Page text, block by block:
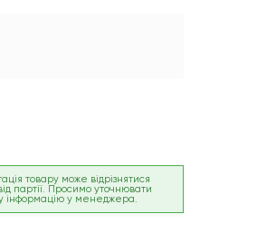
товару може відрізнятися
партії. Просимо уточнювати
інформацію у менеджера.